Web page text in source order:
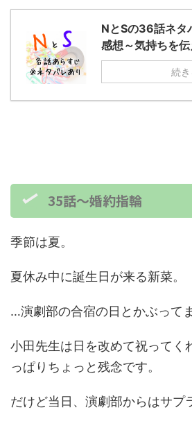
NとSの36話ネタ
感想～気持ちを
続
35話～婚約指輪
季節は夏。
夏休み中に誕生日が来る新菜。
…演劇部の合宿の日とかぶって
小田先生は日を改めて祝ってく
っぱりちょっと残念です。
だけど当日、演劇部からはサプ